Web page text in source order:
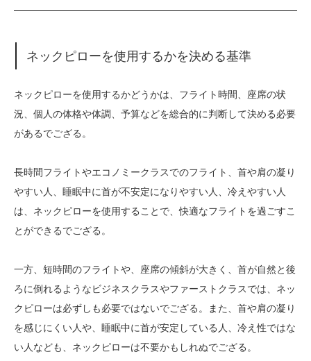
ネックピローを使用するかを決める基準
ネックピローを使用するかどうかは、フライト時間、座席の状
況、個人の体格や体調、予算などを総合的に判断して決める必要
があるでござる。
長時間フライトやエコノミークラスでのフライト、首や肩の凝り
やすい人、睡眠中に首が不安定になりやすい人、冷えやすい人
は、ネックピローを使用することで、快適なフライトを過ごすこ
とができるでござる。
一方、短時間のフライトや、座席の傾斜が大きく、首が自然と後
ろに倒れるようなビジネスクラスやファーストクラスでは、ネッ
クピローは必ずしも必要ではないでござる。また、首や肩の凝り
を感じにくい人や、睡眠中に首が安定している人、冷え性ではな
い人なども、ネックピローは不要かもしれぬでござる。